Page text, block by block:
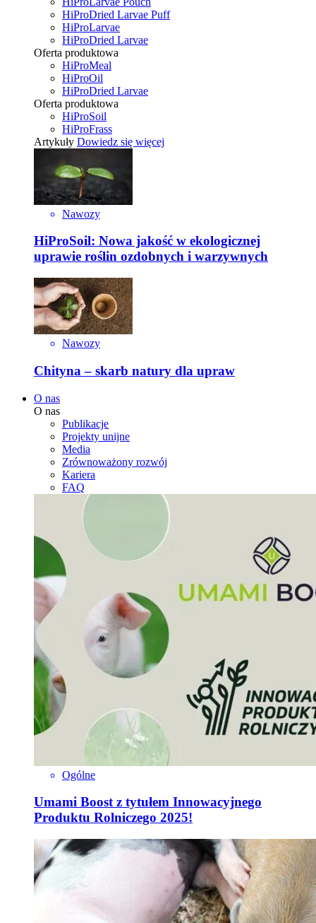
HiProDried Larvae Puff
HiProLarvae
HiProDried Larvae
Oferta produktowa
HiProMeal
HiProOil
HiProDried Larvae
Oferta produktowa
HiProSoil
HiProFrass
Artykuły Dowiedz się więcej
Nawozy
HiProSoil: Nowa jakość w ekologicznej
uprawie roślin ozdobnych i warzywnych
Nawozy
Chityna – skarb natury dla upraw
O nas
O nas
Publikacje
Projekty unijne
Media
Zrównoważony rozwój
Kariera
FAQ
Ogólne
Umami Boost z tytułem Innowacyjnego
Produktu Rolniczego 2025!